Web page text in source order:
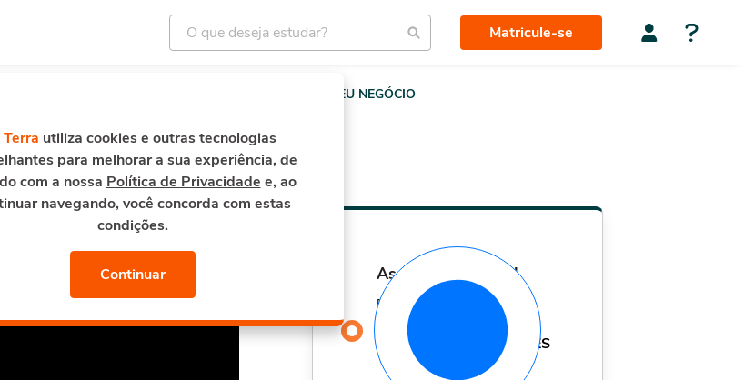
Matricule-se
TERRA MEU NEGÓCIO
- Cosméticos e Suas Aplicações
e Suas
assinatura mensal
Por apenas
R$ 29,90 MÊS
Terra utiliza cookies e outras tecnologias
para melhorar a sua experiência, de
com a nossa Política de Privacidade e, ao
navegando, você concorda com estas
condições.
Continuar